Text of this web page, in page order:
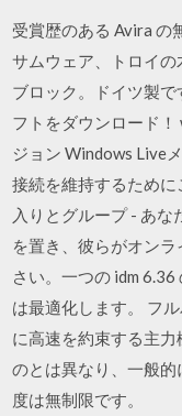
受賞歴のある Avira の
サムウェア、トロイ
ブロック。ドイツ製
フトをダウンロード
ジョン Windows Live
接続を維持するため
入りとグループ - あな
を置き、彼らがオン
さい。一つの idm
は最適化します。 フ
に高速を約束する主
のとは異なり、一般
度は無制限です。